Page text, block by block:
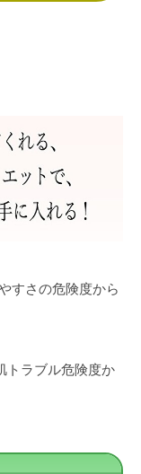
さの危険度から
ラブル危険度か